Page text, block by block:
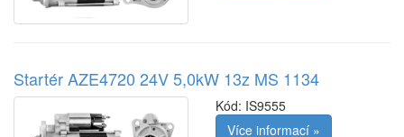
Startér AZE4720 24V 5,0kW 13z MS 1134
Kód: IS9555
Více informací »